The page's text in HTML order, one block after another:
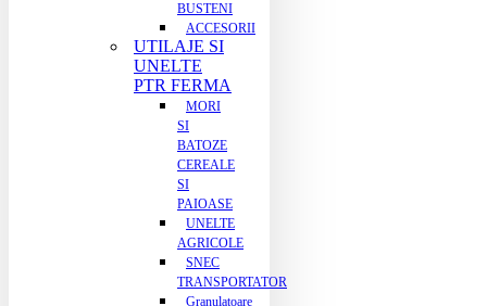
BUSTENI
ACCESORII
UTILAJE SI
UNELTE
PTR FERMA
MORI
SI
BATOZE
CEREALE
SI
PAIOASE
UNELTE
AGRICOLE
SNEC
TRANSPORTATOR
Granulatoare